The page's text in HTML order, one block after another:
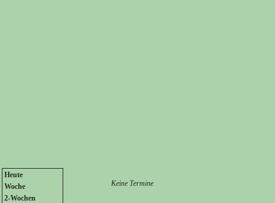
Heute
Woche
2-Wochen
Keine Termine